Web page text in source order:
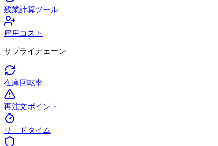
残業計算ツール
雇用コスト
サプライチェーン
在庫回転率
再注文ポイント
リードタイム